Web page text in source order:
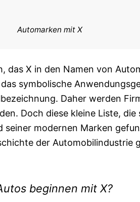
Automarken mit X
das X in den Namen von
symbolische
Daher werden
Doch diese kleine Liste,
modernen Marken
der Automobilindustrie
beginnen mit X?